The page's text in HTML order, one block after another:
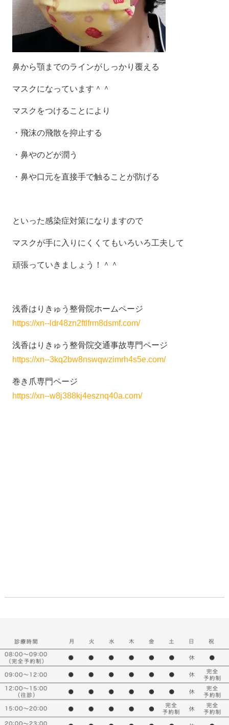
鼻から顎までのラインがしっかり覆える
マスクになっています＾＾
マスクをつけることにより
・飛沫の飛散を抑止する
・鼻やのどが潤う
・鼻や口元を直接手で触ることが防げる
といった感染症対策になりますので
マスクが手に入りにくくてもいろいろ工夫して
頑張っていきましょう！＾＾
浅香はりきゅう整骨院ホームページ
https://xn--ldr48zn2ftlfrm8dsmf.com/
浅香はりきゅう整骨院交通事故専門ページ
https://xn--3kq2bw8nswqwzimrh4s5e.com/
巻き爪専門ページ
https://xn--w8j388kj4esznq40a.com/